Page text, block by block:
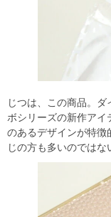
じつは、この商品。
ボシリーズの新作ア
のあるデザインが特徴
じの方も多いのではな